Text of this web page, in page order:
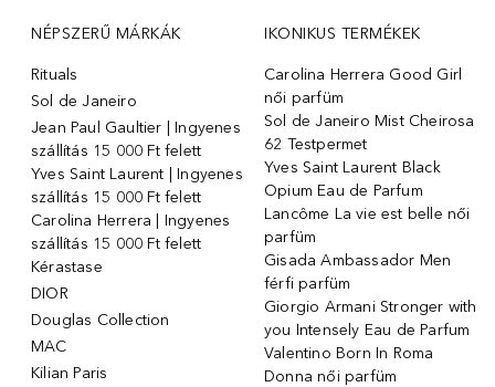
NÉPSZERŰ MÁRKÁK
Rituals
Sol de Janeiro
Jean Paul Gaultier | Ingyenes
szállítás 15 000 Ft felett
Yves Saint Laurent | Ingyenes
szállítás 15 000 Ft felett
Carolina Herrera | Ingyenes
szállítás 15 000 Ft felett
Kérastase
DIOR
Douglas Collection
MAC
Kilian Paris
IKONIKUS TERMÉKEK
Carolina Herrera Good Girl
női parfüm
Sol de Janeiro Mist Cheirosa
62 Testpermet
Yves Saint Laurent Black
Opium Eau de Parfum
Lancôme La vie est belle női
parfüm
Gisada Ambassador Men
férfi parfüm
Giorgio Armani Stronger with
you Intensely Eau de Parfum
Valentino Born In Roma
Donna női parfüm